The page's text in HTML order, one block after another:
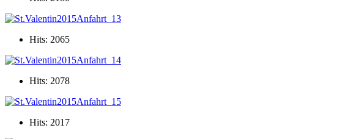
Hits: 2065
Hits: 2078
Hits: 2017